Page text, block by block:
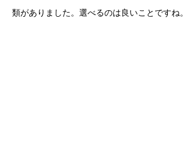
類がありました。選べるのは良いことですね。